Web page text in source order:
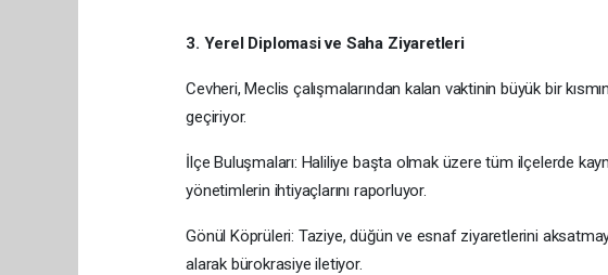
3. Yerel Diplomasi ve Saha Ziyaretleri
Cevheri, Meclis çalışmalarından kalan vaktinin büyük bir
geçiriyor.
İlçe Buluşmaları: Haliliye başta olmak üzere tüm ilçelerde
yönetimlerin ihtiyaçlarını raporluyor.
Gönül Köprüleri: Taziye, düğün ve esnaf ziyaretlerini
alarak bürokrasiye iletiyor.